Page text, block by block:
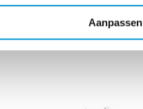
Aanpassen